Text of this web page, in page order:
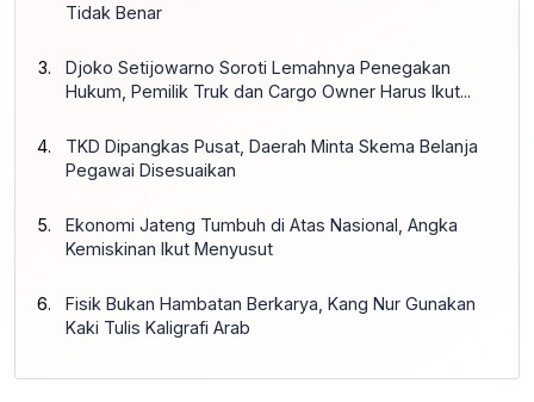
Tidak Benar
Djoko Setijowarno Soroti Lemahnya Penegakan
Hukum, Pemilik Truk dan Cargo Owner Harus Ikut...
TKD Dipangkas Pusat, Daerah Minta Skema Belanja
Pegawai Disesuaikan
Ekonomi Jateng Tumbuh di Atas Nasional, Angka
Kemiskinan Ikut Menyusut
Fisik Bukan Hambatan Berkarya, Kang Nur Gunakan
Kaki Tulis Kaligrafi Arab